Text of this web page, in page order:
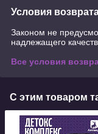
Условия
Законом не
надлежащего
Все условия
С этим товаром